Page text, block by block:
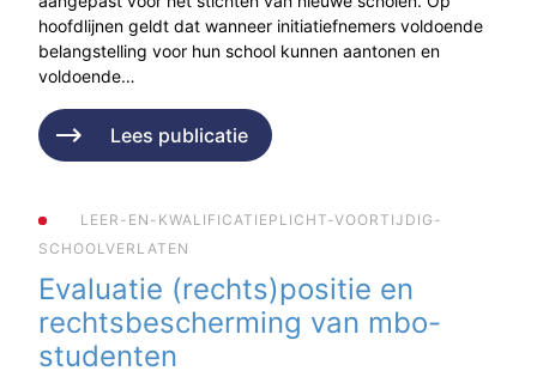
hoofdlijnen geldt dat wanneer initiatiefnemers voldoende
belangstelling voor hun school kunnen aantonen en
voldoende…
Lees publicatie
LEER-EN-KWALIFICATIEPLICHT-VOORTIJDIG-
SCHOOLVERLATEN
Evaluatie (rechts)positie en
rechtsbescherming van mbo-
studenten